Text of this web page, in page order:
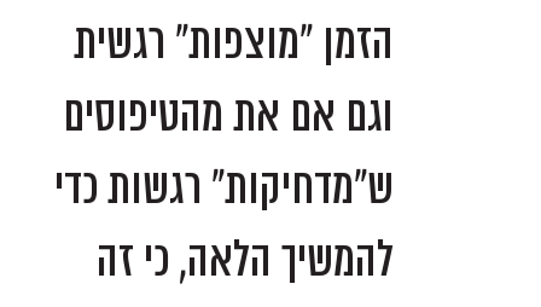
הזמן "מוצפות" רגשית
וגם אם את מהטיפוסים
ש"מדחיקות" רגשות כדי
להמשיך הלאה, כי זה